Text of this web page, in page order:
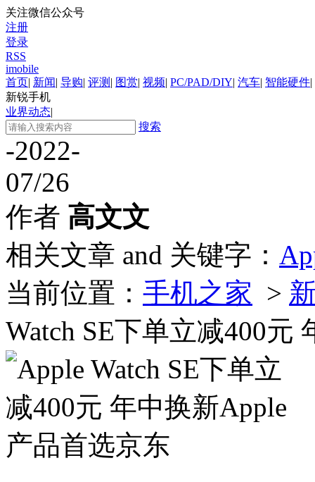
关注微信公众号
注册
登录
RSS
imobile
首页| 新闻| 导购| 评测 | 图赏| 视频| PC/PAD/DIY| 汽车| 智能硬件|
新锐手机
业界动态|
搜索
-2022-
07/26
作者 高文文
相关文章 and 关键字：
当前位置： 手机之家 >
Watch SE下单立减400元